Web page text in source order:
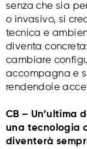
senza che sia
o invasivo, si
tecnica e
diventa
cambiare
accompagna e
rendendole
CB – Un’ultima
una tecnologia
diventerà